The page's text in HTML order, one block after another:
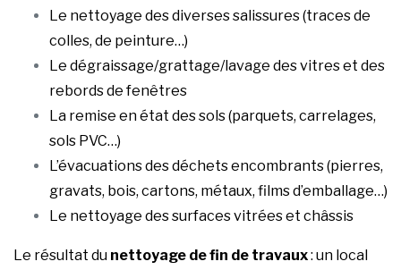
Le nettoyage des diverses salissures (traces de
colles, de peinture…)
Le dégraissage/grattage/lavage des vitres et des
rebords de fenêtres
La remise en état des sols (parquets, carrelages,
sols PVC…)
L’évacuations des déchets encombrants (pierres,
gravats, bois, cartons, métaux, films d’emballage…)
Le nettoyage des surfaces vitrées et châssis
Le résultat du nettoyage de fin de travaux: un local